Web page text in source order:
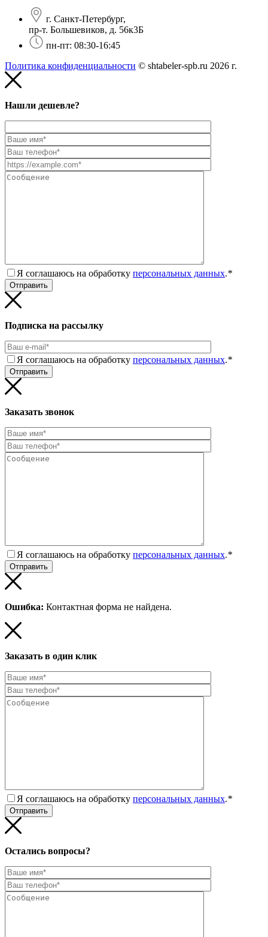
г. Санкт-Петербург,
пр-т. Большевиков, д. 56к3Б
пн-пт: 08:30-16:45
Политика конфиденциальности © shtabeler-spb.ru 2026 г.
Нашли дешевле?
Я соглашаюсь на обработку персональных данных.*
Подписка на рассылку
Я соглашаюсь на обработку персональных данных.*
Заказать звонок
Я соглашаюсь на обработку персональных данных.*
Ошибка: Контактная форма не найдена.
Заказать в один клик
Я соглашаюсь на обработку персональных данных.*
Остались вопросы?